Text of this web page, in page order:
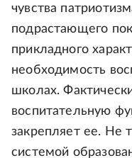
чувства
подрастающего
прикладного
необходимость
школах.
воспитательную
закрепляет ее. Не
системой